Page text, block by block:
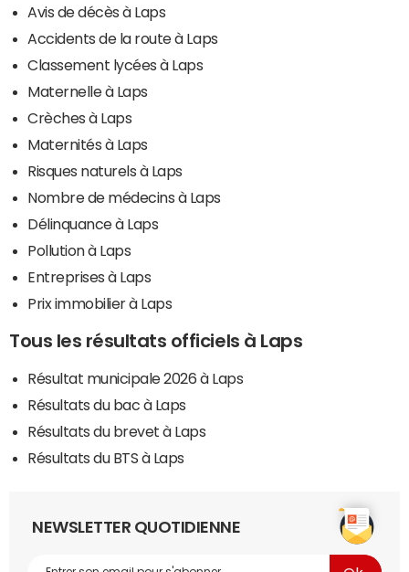
Avis de décès à Laps
Accidents de la route à Laps
Classement lycées à Laps
Maternelle à Laps
Crèches à Laps
Maternités à Laps
Risques naturels à Laps
Nombre de médecins à Laps
Délinquance à Laps
Pollution à Laps
Entreprises à Laps
Prix immobilier à Laps
Tous les résultats officiels à Laps
Résultat municipale 2026 à Laps
Résultats du bac à Laps
Résultats du brevet à Laps
Résultats du BTS à Laps
NEWSLETTER QUOTIDIENNE